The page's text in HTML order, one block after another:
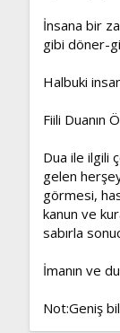
İnsana bir
gibi döner-
Halbuki
Fiili Duanın
Dua ile ilgili
gelen
görmesi,
kanun ve
sabırla
İmanın ve
Not:Geniş